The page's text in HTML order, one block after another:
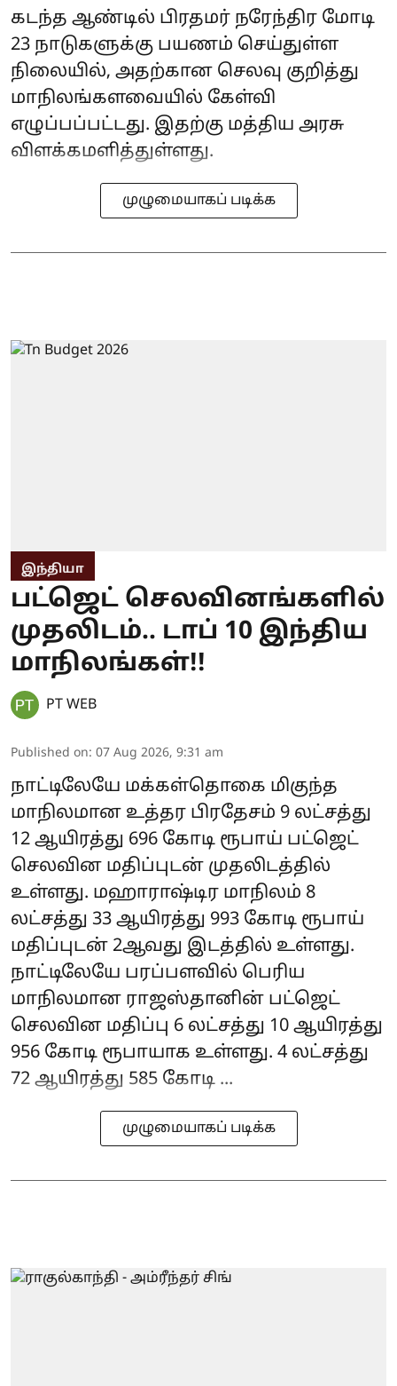
கடந்த ஆண்டில் பிரதமர் நரேந்திர மோடி
23 நாடுகளுக்கு பயணம் செய்துள்ள
நிலையில், அதற்கான செலவு குறித்து
மாநிலங்களவையில் கேள்வி
எழுப்பப்பட்டது. இதற்கு மத்திய அரசு
விளக்கமளித்துள்ளது.
முழுமையாகப் படிக்க
இந்தியா
பட்ஜெட் செலவினங்களில்
முதலிடம்.. டாப் 10 இந்திய
மாநிலங்கள்!!
PT WEB
Published on: 07 Aug 2026, 9:31 am
நாட்டிலேயே மக்கள்தொகை மிகுந்த
மாநிலமான உத்தர பிரதேசம் 9 லட்சத்து
12 ஆயிரத்து 696 கோடி ரூபாய் பட்ஜெட்
செலவின மதிப்புடன் முதலிடத்தில்
உள்ளது. மஹாராஷ்டிர மாநிலம் 8
லட்சத்து 33 ஆயிரத்து 993 கோடி ரூபாய்
மதிப்புடன் 2ஆவது இடத்தில் உள்ளது.
நாட்டிலேயே பரப்பளவில் பெரிய
மாநிலமான ராஜஸ்தானின் பட்ஜெட்
செலவின மதிப்பு 6 லட்சத்து 10 ஆயிரத்து
956 கோடி ரூபாயாக உள்ளது. 4 லட்சத்து
72 ஆயிரத்து 585 கோடி ...
முழுமையாகப் படிக்க